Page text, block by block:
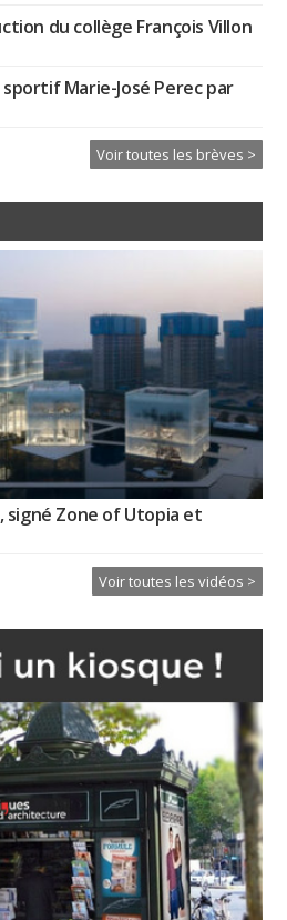
du collège François Villon
Marie-José Perec par
Voir toutes les brèves >
signé Zone of Utopia et
Voir toutes les vidéos >